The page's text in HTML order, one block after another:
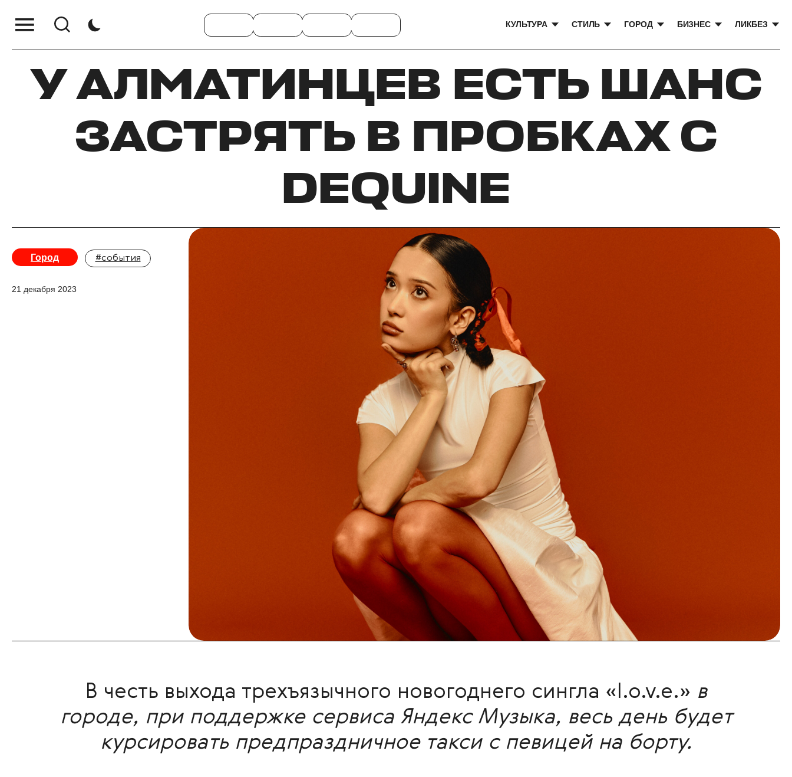
КУЛЬТУРА СТИЛЬ ГОРОД БИЗНЕС ЛИКБЕЗ
У АЛМАТИНЦЕВ ЕСТЬ ШАНС
ЗАСТРЯТЬ В ПРОБКАХ С
DEQUINE
Город #события
21 декабря 2023
В честь выхода трехъязычного новогоднего сингла «l.o.v.e.» в
городе, при поддержке сервиса Яндекс Музыка, весь день будет
курсировать предпраздничное такси с певицей на борту.